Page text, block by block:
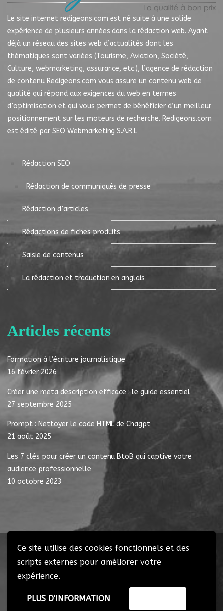
Ce site utilise des cookies fonctionnels et des
scripts externes pour améliorer votre
expérience.
PLUS D'INFORMATION
Le site internet redigeons.com est né suite à une solide
expérience de plusieurs années dans la rédaction web. Ayant
déjà un réseau des sites web d’actualités dont les
thématiques sont variées (Tourisme, Aviation, Société,
Culture, webmarketing, assurance, etc.), l’agence de rédaction
de contenu Redigeons.com vous assure un contenu web de
qualité qui répond aux exigences du web en termes
d’optimisation et qui vous permet de bénéficier d’un meilleur
positionnement sur les moteurs de recherche. Redigeons.com
est édité par SEO Webmarketing S.A.R.L
Rédaction SEO
Rédaction de communiqués de presse
Rédaction d’articles
Rédactions de fiches produits
Saisie de contenus
La rédaction et traduction en anglais
Articles récents
Formation à l’écriture journalistique
16 février 2026
Créer une meta description efficace : le guide essentiel
27 septembre 2025
Prompt : Nettoyer le code HTML de Chagpt
21 août 2025
Les 7 clés pour créer un contenu BtoB qui captive votre
audience professionnelle
10 octobre 2023
Copyright ® Redigeons.com 2023 – Tous droits réservés
Rédaction de contenus
partenaires